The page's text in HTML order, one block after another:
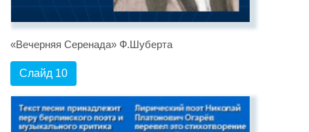
«Вечерняя Серенада» Ф.Шуберта
Слайд 10